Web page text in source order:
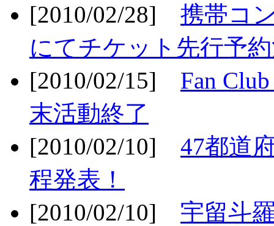
[2010/02/28] 携帯コ
にてチケット先行予
[2010/02/15] Fan
末活動終了
[2010/02/10] 47都道
程発表！
[2010/02/10] 宇留斗